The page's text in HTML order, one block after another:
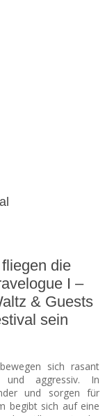
die
I –
& Guests
sein
sich rasant
und aggressiv. In
und sorgen für
begibt sich auf eine